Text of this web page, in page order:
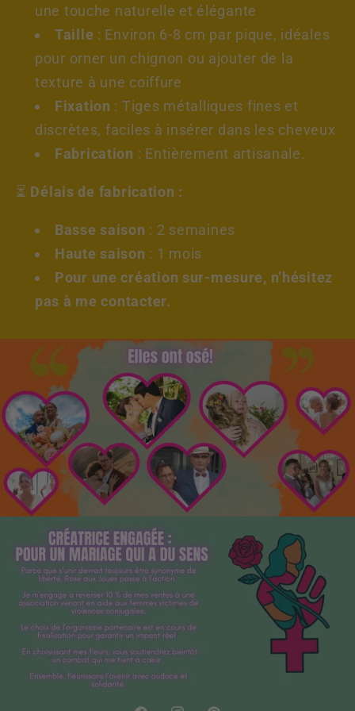
une touche naturelle et élégante
Taille : Environ 6-8 cm par pique, idéales
pour orner un chignon ou ajouter de la
texture à une coiffure
Fixation : Tiges métalliques fines et
discrètes, faciles à insérer dans les cheveux
Fabrication : Entièrement artisanale.
⏳ Délais de fabrication :
Basse saison : 2 semaines
Haute saison : 1 mois
Pour une création sur-mesure, n’hésitez
pas à me contacter.